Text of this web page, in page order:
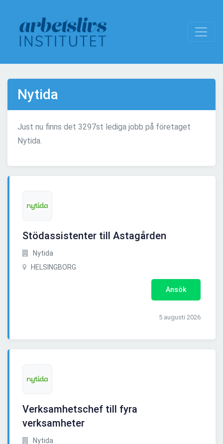
Nytida
Just nu finns det 3297st lediga jobb på företaget
Nytida.
Stödassistenter till Astagården
Nytida
HELSINGBORG
Ansök
5 augusti 2026
Verksamhetschef till fyra
verksamheter
Nytida